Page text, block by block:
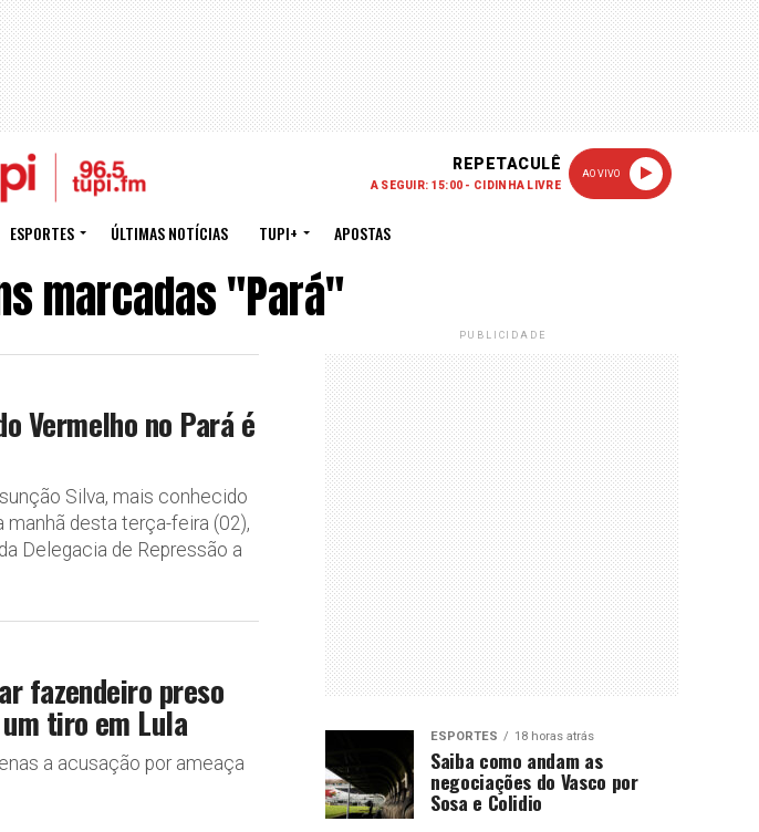
REPETACULÊ
A SEGUIR: 15:00 - CIDINHA LIVRE
AO VIVO
ESPORTES ÚLTIMAS NOTÍCIAS TUPI+ APOSTAS
marcadas "Pará"
Vermelho no Pará é
Silva, mais conhecido
manhã desta terça-feira (02),
Delegacia de Repressão a
fazendeiro preso
tiro em Lula
a acusação por ameaça
PUBLICIDADE
ESPORTES 18 horas atrás
Saiba como andam as
negociações do Vasco por
Sosa e Colidio